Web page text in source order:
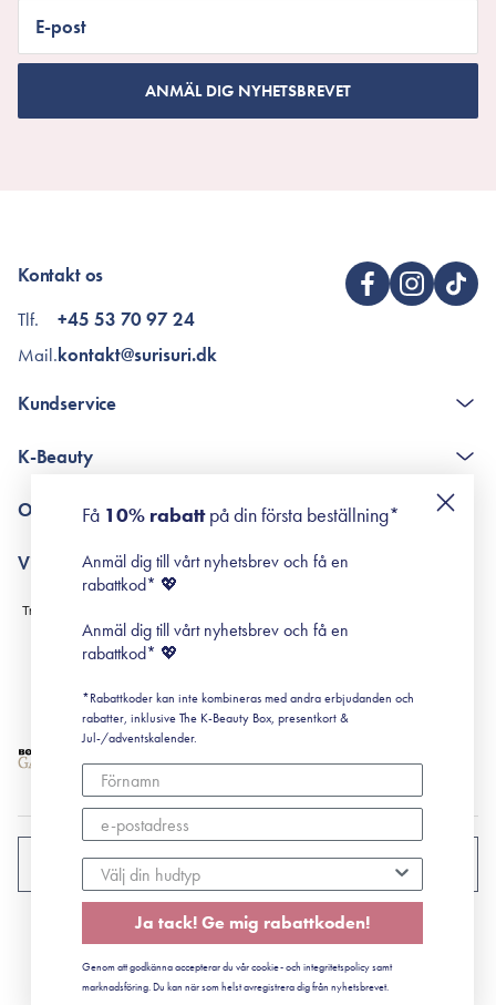
E-post
ANMÄL DIG NYHETSBREVET
Kontakt os
Tlf.
Mail.
+45 53 70 97 24
kontakt@surisuri.dk
Kundservice
Poängshop - frågor och svar
K-Beauty
Retinol för nybörjare
Om Surisuri
Black Friday
Villkor
Leverans & Retur
Köpvillkor
Prenumerationsvillkor
Cookiepolicy
SVERIGE
© 2022 Surisuri ApS - Storstrømsvej 42, 6715 Esbjerg N
CVR: 41492252
Få 10% rabattpå din första beställning*
Anmäl dig till vårt nyhetsbrev och få en
rabattkod* 💖
Anmäl dig till vårt nyhetsbrev och få en
rabattkod* 💖
*Rabattkoder kan inte kombineras med andra erbjudanden och
rabatter, inklusive The K-Beauty Box, presentkort &
Jul-/adventskalender.
Ja tack! Ge mig rabattkoden!
Genom att godkänna accepterar du vår cookie- och integritetspolicy samt
marknadsföring. Du kan när som helst avregistrera dig från nyhetsbrevet.